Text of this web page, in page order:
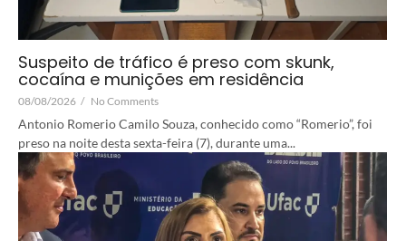
Suspeito de tráfico é preso com skunk,
cocaína e munições em residência
08/08/2026 / No Comments
Antonio Romerio Camilo Souza, conhecido como “Romerio”, foi
preso na noite desta sexta-feira (7), durante uma...